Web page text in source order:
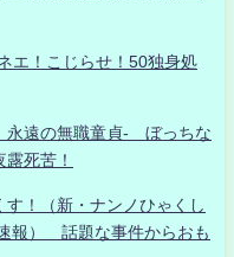
エ！こじらせ！50独身処
遠の無職童貞- ぼっちな
死苦！
！（新・ナンノひゃくし
報） 話題な事件からおも